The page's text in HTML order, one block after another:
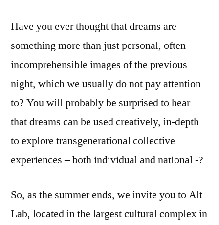
Have you ever thought that dreams are
something more than just personal, often
incomprehensible images of the previous
night, which we usually do not pay attention
to? You will probably be surprised to hear
that dreams can be used creatively, in-depth
to explore transgenerational collective
experiences – both individual and national -?
So, as the summer ends, we invite you to Alt
Lab, located in the largest cultural complex in